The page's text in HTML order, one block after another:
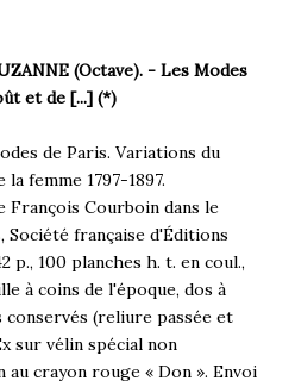
(Octave). - Les Modes
et de [...] (*)
de Paris. Variations du
femme 1797-1897.
Courboin dans le
française d'Éditions
p., 100 planches h. t. en coul.,
à coins de l'époque, dos à
(reliure passée et
sur vélin spécial non
au crayon rouge « Don ». Envoi